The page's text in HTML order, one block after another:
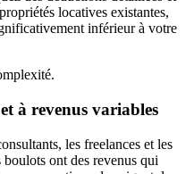
locatives existantes,
inférieur à votre
à revenus variables
les freelances et les
ont des revenus qui